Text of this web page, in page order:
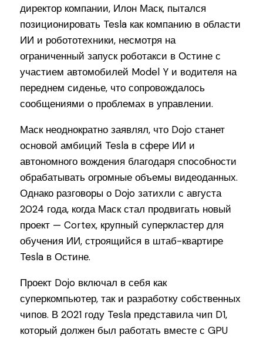
директор компании, Илон Маск, пытался
позиционировать Tesla как компанию в области
ИИ и робототехники, несмотря на
ограниченный запуск роботакси в Остине с
участием автомобилей Model Y и водителя на
переднем сиденье, что сопровождалось
сообщениями о проблемах в управлении.
Маск неоднократно заявлял, что Dojo станет
основой амбиций Tesla в сфере ИИ и
автономного вождения благодаря способности
обрабатывать огромные объемы видеоданных.
Однако разговоры о Dojo затихли с августа
2024 года, когда Маск стал продвигать новый
проект — Cortex, крупный суперкластер для
обучения ИИ, строящийся в штаб-квартире
Tesla в Остине.
Проект Dojo включал в себя как
суперкомпьютер, так и разработку собственных
чипов. В 2021 году Tesla представила чип D1,
который должен был работать вместе с GPU